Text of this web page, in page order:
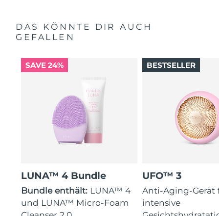
DAS KÖNNTE DIR AUCH
GEFALLEN
SAVE 24%
LUNA™ 4 Bundle
Bundle enthält: LUNA™ 4
und LUNA™ Micro-Foam
UFO™ 3
Anti-Aging-Gerät
intensive
BESTSELLER